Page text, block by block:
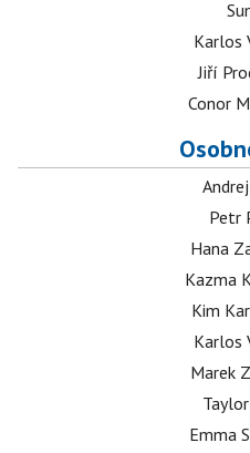
Karlos
Jiří
Conor
Petr
Hana
Kazma
Kim
Karlos
Marek
Emma